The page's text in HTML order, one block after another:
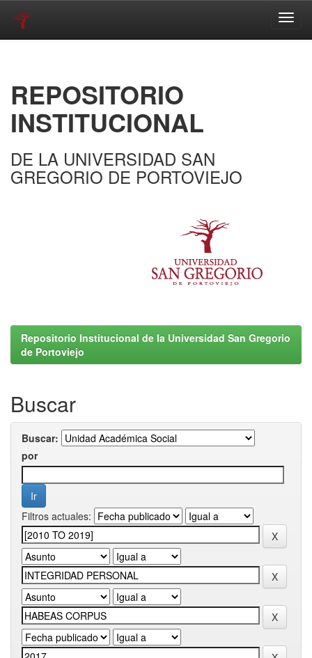
REPOSITORIO
INSTITUCIONAL
DE LA UNIVERSIDAD SAN
GREGORIO DE PORTOVIEJO
Repositorio Institucional de la Universidad San Gregorio
de Portoviejo
Buscar
Buscar:
por
Filtros actuales: